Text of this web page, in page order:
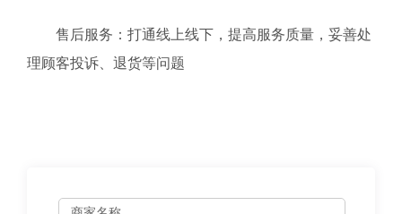
售后服务：打通线上线下，提高服务质量，妥善处
理顾客投诉、退货等问题